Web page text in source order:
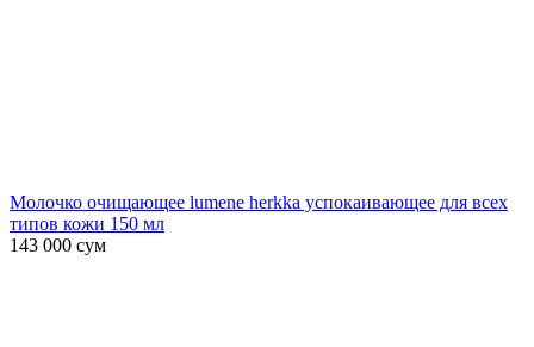
Молочко очищающее lumene herkka успокаивающее для всех
типов кожи 150 мл
143 000 сум